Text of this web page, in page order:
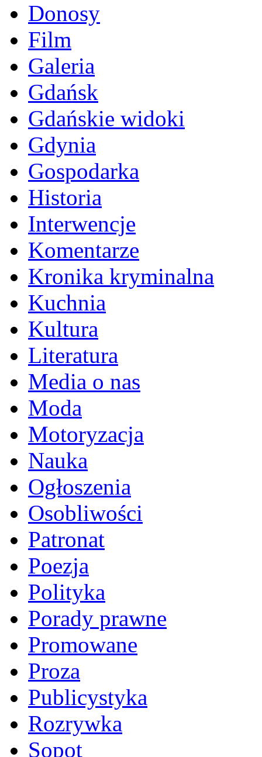
Donosy
Film
Galeria
Gdańsk
Gdańskie widoki
Gdynia
Gospodarka
Historia
Interwencje
Komentarze
Kronika kryminalna
Kuchnia
Kultura
Literatura
Media o nas
Moda
Motoryzacja
Nauka
Ogłoszenia
Osobliwości
Patronat
Poezja
Polityka
Porady prawne
Promowane
Proza
Publicystyka
Rozrywka
Sopot